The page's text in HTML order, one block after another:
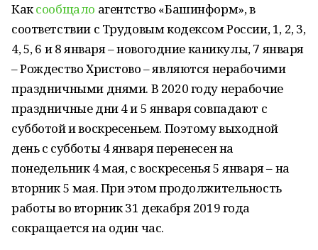
Каксообщало агентство «Башинформ», в
соответствии с Трудовым кодексом России, 1, 2, 3,
4, 5, 6 и 8 января – новогодние каникулы, 7 января
– Рождество Христово – являются нерабочими
праздничными днями. В 2020 году нерабочие
праздничные дни 4 и 5 января совпадают с
субботой и воскресеньем. Поэтому выходной
день с субботы 4 января перенесен на
понедельник 4 мая, с воскресенья 5 января – на
вторник 5 мая. При этом продолжительность
работы во вторник 31 декабря 2019 года
сокращается на один час.